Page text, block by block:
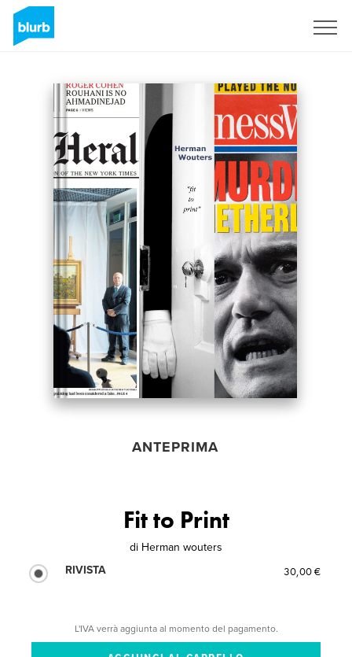
ANTEPRIMA
Fit to Print
di Herman wouters
RIVISTA
30,00 €
L'IVA verrà aggiunta al momento del pagamento.